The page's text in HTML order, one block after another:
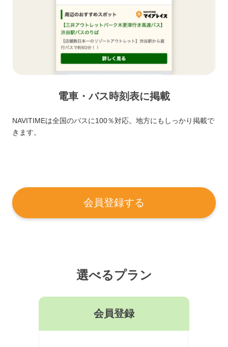
電車・バス時刻表に掲載
NAVITIMEは全国のバスに100％対応。地方にもしっかり掲載で
きます。
会員登録する
選べるプラン
会員登録